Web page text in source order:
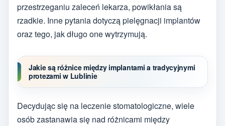
przestrzeganiu zaleceń lekarza, powikłania są
rzadkie. Inne pytania dotyczą pielęgnacji implantów
oraz tego, jak długo one wytrzymują.
Jakie są różnice między implantami a tradycyjnymi
protezami w Lublinie
Decydując się na leczenie stomatologiczne, wiele
osób zastanawia się nad różnicami między